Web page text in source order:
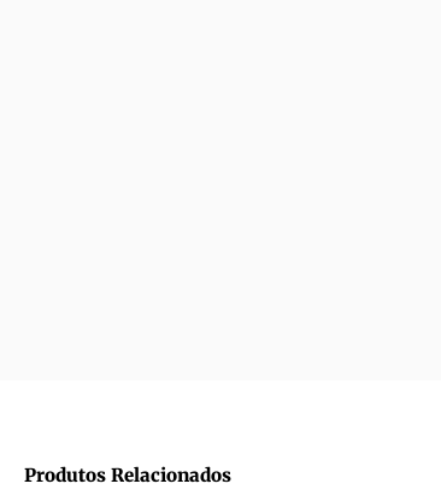
Produtos Relacionados